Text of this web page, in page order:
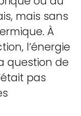
mais sans
À
l’énergie
question de
pas